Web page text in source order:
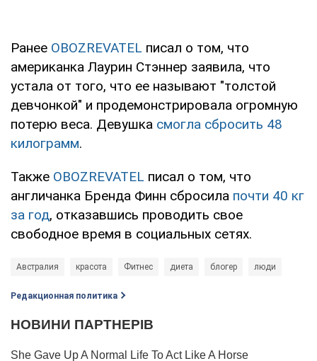
Ранее OBOZREVATEL писал о том, что
американка Лаурин Стэннер заявила, что
устала от того, что ее называют "толстой
девчонкой" и продемонстрировала огромную
потерю веса. Девушка смогла сбросить 48
килограмм.
Также OBOZREVATEL писал о том, что
англичанка Бренда Финн сбросила почти 40 кг
за год, отказавшись проводить свое
свободное время в социальных сетях.
Австралия красота Фитнес диета блогер люди
Редакционная политика